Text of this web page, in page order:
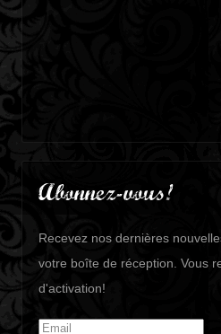
Abonnez-vous!
Recevez nos dernières
votre boîte de réception. Vous
d'activation!